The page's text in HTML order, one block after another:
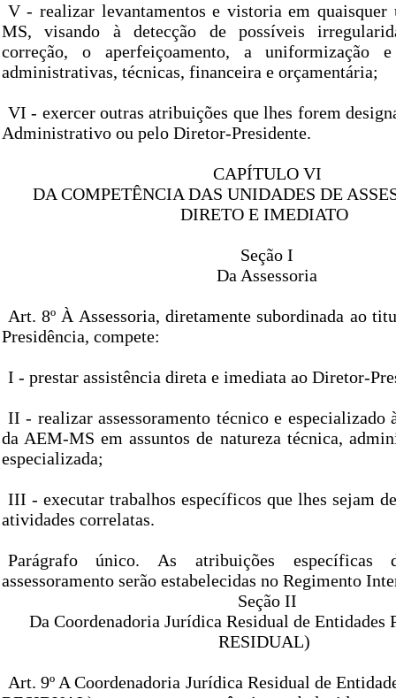
V - realizar levantamentos e vistoria em quaisquer
MS, visando à detecção de possíveis
correção, o aperfeiçoamento, a uniformização
administrativas, técnicas, financeira e orçamentária;
VI - exercer outras atribuições que lhes forem
Administrativo ou pelo Diretor-Presidente.
CAPÍTULO VI
DA COMPETÊNCIA DAS UNIDADES DE
DIRETO E IMEDIATO
Seção I
Da Assessoria
Art. 8º À Assessoria, diretamente subordinada ao
Presidência, compete:
I - prestar assistência direta e imediata ao Diretor-
II - realizar assessoramento técnico e especializado
da AEM-MS em assuntos de natureza técnica,
especializada;
III - executar trabalhos específicos que lhes sejam
atividades correlatas.
Parágrafo único. As atribuições específicas
assessoramento serão estabelecidas no Regimento
Seção II
Da Coordenadoria Jurídica Residual de Entidades
RESIDUAL)
Art. 9º A Coordenadoria Jurídica Residual de